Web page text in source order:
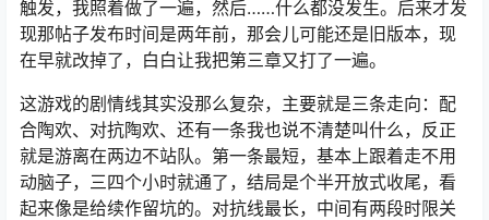
触发，我照着做了一遍，然后……什么都没发生。后来才发
现那帖子发布时间是两年前，那会儿可能还是旧版本，现
在早就改掉了，白白让我把第三章又打了一遍。
这游戏的剧情线其实没那么复杂，主要就是三条走向：配
合陶欢、对抗陶欢、还有一条我也说不清楚叫什么，反正
就是游离在两边不站队。第一条最短，基本上跟着走不用
动脑子，三四个小时就通了，结局是个半开放式收尾，看
起来像是给续作留坑的。对抗线最长，中间有两段时限关